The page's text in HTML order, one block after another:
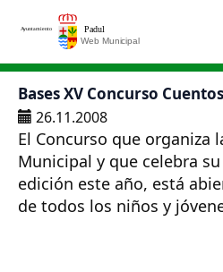
Saltar al contenido principal
Bases XV Concurso
26.11.2008
El Concurso que organiza
Municipal y que celebra
edición este año, está
de todos los niños y